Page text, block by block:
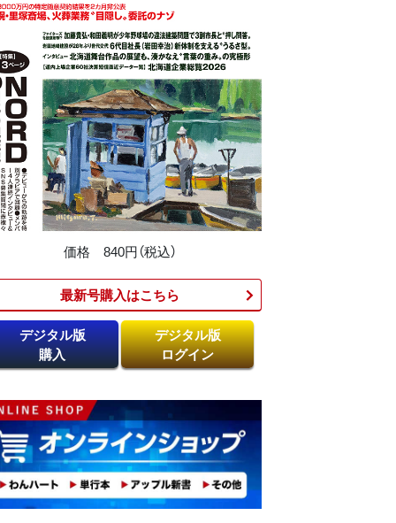
価格 840円（税込）
最新号購入はこちら​
デジタル版
購入
デジタル版
ログイン